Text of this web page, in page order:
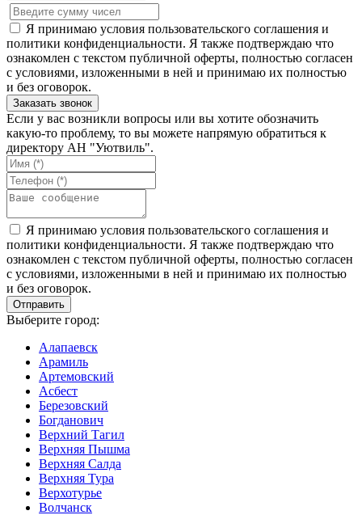
Я принимаю условия пользовательского соглашения и
политики конфиденциальности. Я также подтверждаю что
ознакомлен с текстом публичной оферты, полностью согласен
с условиями, изложенными в ней и принимаю их полностью
и без оговорок.
Если у вас возникли вопросы или вы хотите обозначить
какую-то проблему, то вы можете напрямую обратиться к
директору АН "Уютвиль".
Я принимаю условия пользовательского соглашения и
политики конфиденциальности. Я также подтверждаю что
ознакомлен с текстом публичной оферты, полностью согласен
с условиями, изложенными в ней и принимаю их полностью
и без оговорок.
Выберите город:
Алапаевск
Арамиль
Артемовский
Асбест
Березовский
Богданович
Верхний Тагил
Верхняя Пышма
Верхняя Салда
Верхняя Тура
Верхотурье
Волчанск